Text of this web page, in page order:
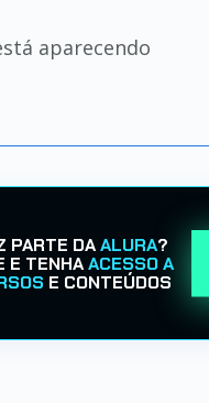
aparecendo
PARTE DAALURA?
E TENHAACESSO A
E CONTEÚDOS